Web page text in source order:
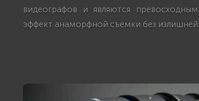
видеографов и являются
эффект анаморфной съемки без